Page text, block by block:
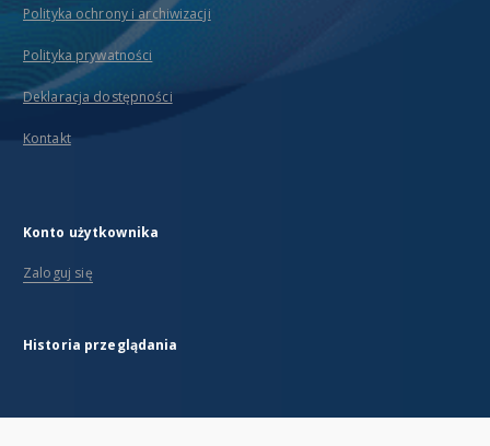
Polityka ochrony i archiwizacji
Polityka prywatności
Deklaracja dostępności
Kontakt
Konto użytkownika
Zaloguj się
Historia przeglądania